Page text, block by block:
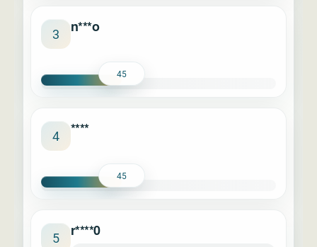
3 n***o
45
4 ****
45
5 r****0